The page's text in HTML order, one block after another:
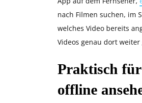
nach Filmen suchen, im
welches Video bereits
Videos genau dort
Praktisch
offline